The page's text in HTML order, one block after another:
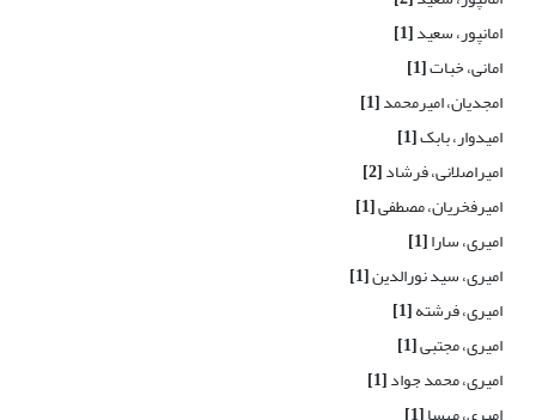
امانپور، سعید[1]
امانی، خبات[1]
امجدیان، امیرمحمد[1]
امیدوار، بابک[1]
امیراصلانی، فرشاد[2]
امیرفخریان، مصطفی[1]
امیری، سارا[1]
امیری، سید نورالدین[1]
امیری، فرشته[1]
امیری، مجتبی[1]
امیری، محمد جواد[1]